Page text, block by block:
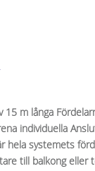
15 m långa
individuella
hela systemets
till balkong eller